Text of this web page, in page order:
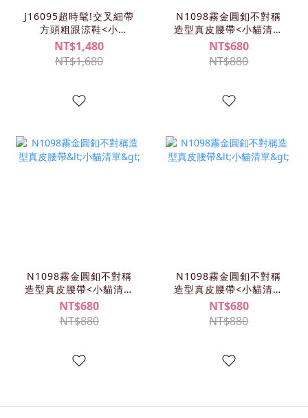
J16095超時髦!交叉細帶
方頭粗跟涼鞋<小
貓/KIMY/可青清單>
NT$1,480
NT$1,680
N1098霧金圓釦不對稱
造型真皮腰帶<小貓清單
>
NT$680
NT$880
N1098霧金圓釦不對稱
造型真皮腰帶<小貓清單
>
NT$680
NT$880
N1098霧金圓釦不對稱
造型真皮腰帶<小貓清單
>
NT$680
NT$880